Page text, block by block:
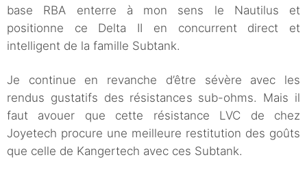
base RBA enterre à mon sens le Nautilus et
positionne ce Delta II en concurrent direct et
intelligent de la famille Subtank.
Je continue en revanche d’être sévère avec les
rendus gustatifs des résistances sub-ohms. Mais il
faut avouer que cette résistance LVC de chez
Joyetech procure une meilleure restitution des goûts
que celle de Kangertech avec ces Subtank.